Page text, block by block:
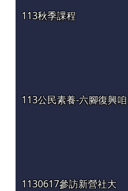
113秋季課程
113公民素養-六腳復興
1130617參訪新營社大